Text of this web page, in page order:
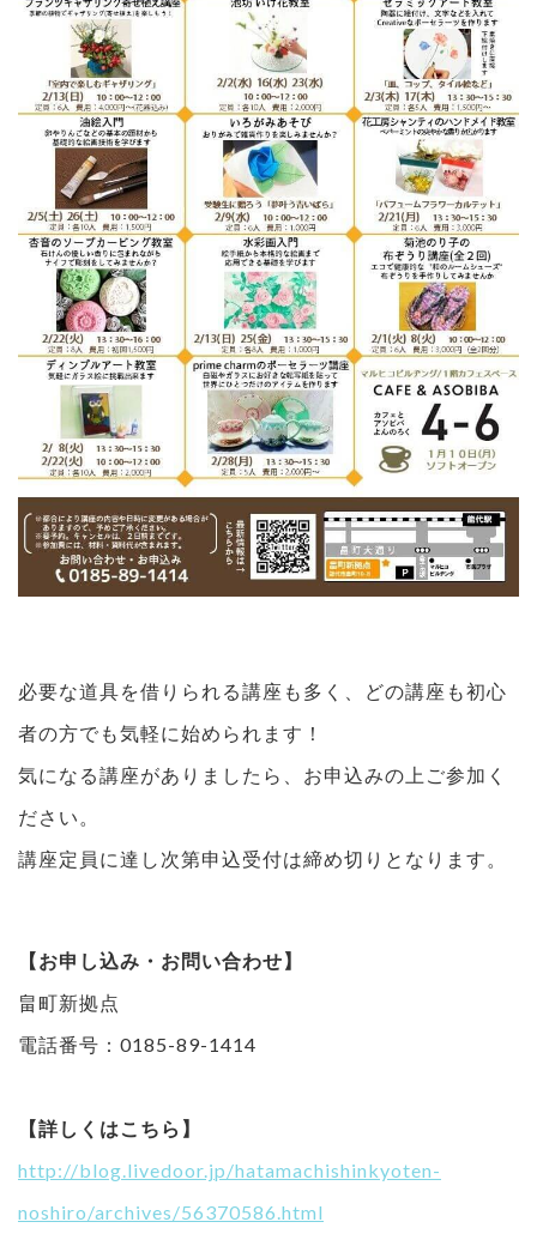
必要な道具を借りられる講座も多く、どの講座も初心
者の方でも気軽に始められます！
気になる講座がありましたら、お申込みの上ご参加く
ださい。
講座定員に達し次第申込受付は締め切りとなります。
【お申し込み・お問い合わせ】
畠町新拠点
電話番号：0185-89-1414
【詳しくはこちら】
http://blog.livedoor.jp/hatamachishinkyoten-
noshiro/archives/56370586.html